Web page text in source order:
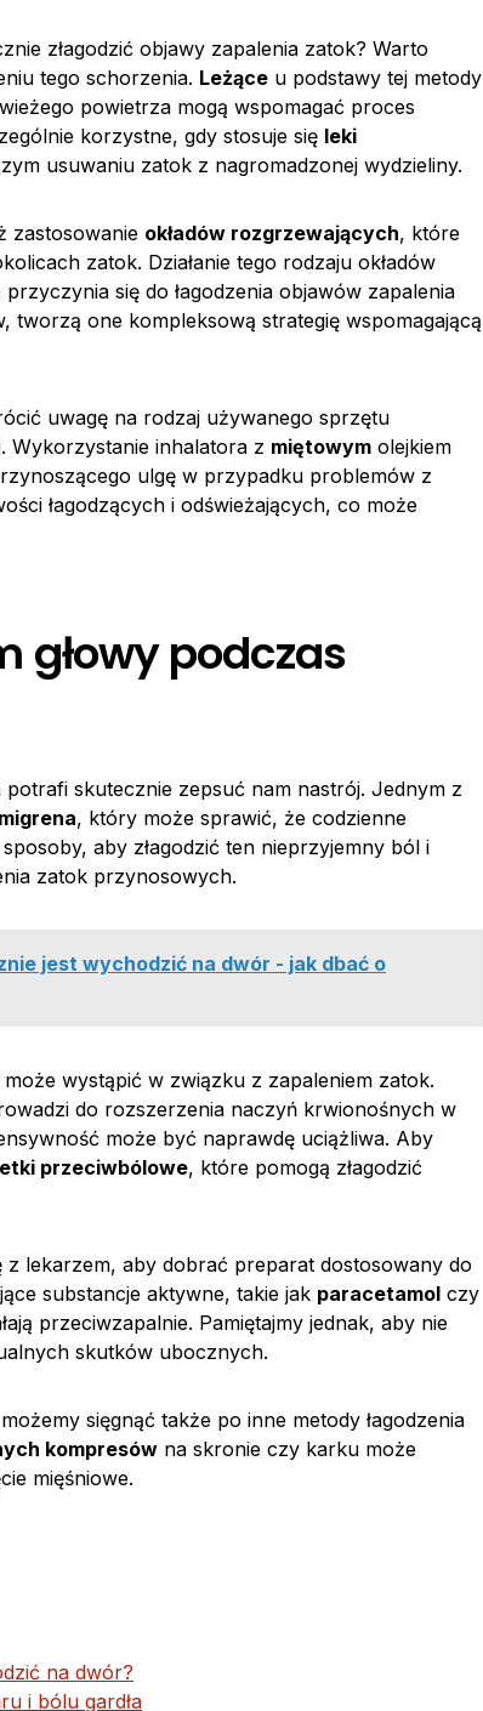
złagodzić objawy zapalenia zatok? Warto
tego schorzenia. Leżące u podstawy tej metody
powietrza mogą wspomagać proces
korzystne, gdy stosuje się leki
usuwaniu zatok z nagromadzonej wydzieliny.
zastosowanie okładów rozgrzewających, które
zatok. Działanie tego rodzaju okładów
się do łagodzenia objawów zapalenia
tworzą one kompleksową strategię wspomagającą
uwagę na rodzaj używanego sprzętu
Wykorzystanie inhalatora z miętowym olejkiem
ulgę w przypadku problemów z
łagodzących i odświeżających, co może
głowy podczas
skutecznie zepsuć nam nastrój. Jednym z
, który może sprawić, że codzienne
aby złagodzić ten nieprzyjemny ból i
zatok przynosowych.
jest wychodzić na dwór - jak dbać o
wystąpić w związku z zapaleniem zatok.
do rozszerzenia naczyń krwionośnych w
może być naprawdę uciążliwa. Aby
przeciwbólowe, które pomogą złagodzić
lekarzem, aby dobrać preparat dostosowany do
substancje aktywne, takie jak paracetamol czy
przeciwzapalnie. Pamiętajmy jednak, aby nie
skutków ubocznych.
sięgnąć także po inne metody łagodzenia
kompresów na skronie czy karku może
mięśniowe.
na dwór?
i bólu gardła